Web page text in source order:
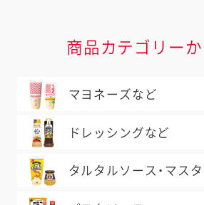
商品カテゴリー
マヨネーズなど
ドレッシングなど
タルタルソース・マス